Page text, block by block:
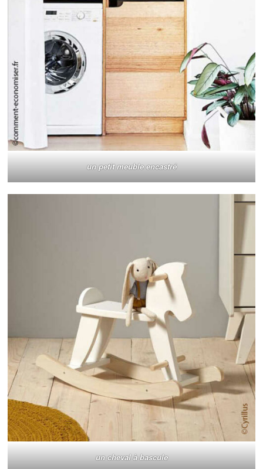
un petit meuble encastré
un cheval à bascule